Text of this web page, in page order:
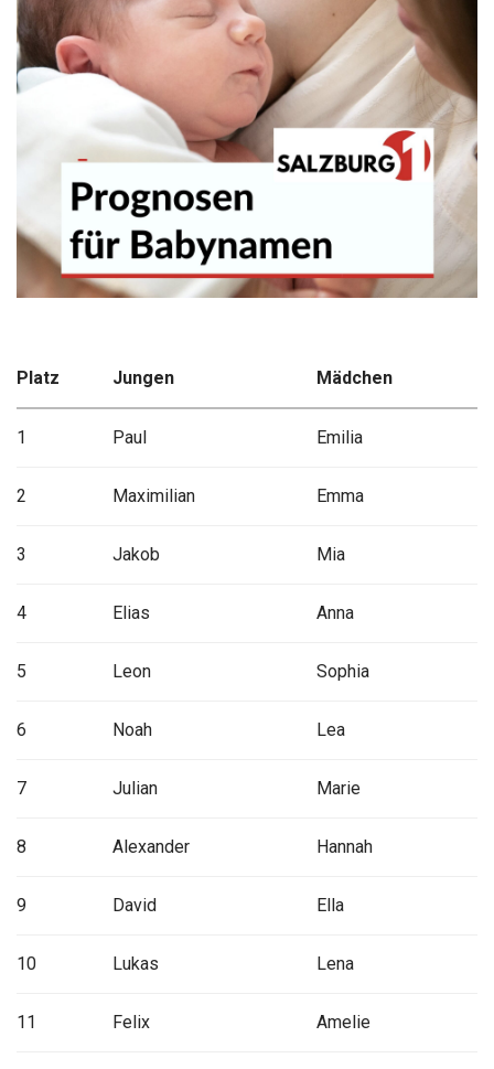
Platz Jungen Mädchen
1 Paul Emilia
2 Maximilian Emma
3 Jakob Mia
4 Elias Anna
5 Leon Sophia
6 Noah Lea
7 Julian Marie
8 Alexander Hannah
9 David Ella
10 Lukas Lena
11 Felix Amelie